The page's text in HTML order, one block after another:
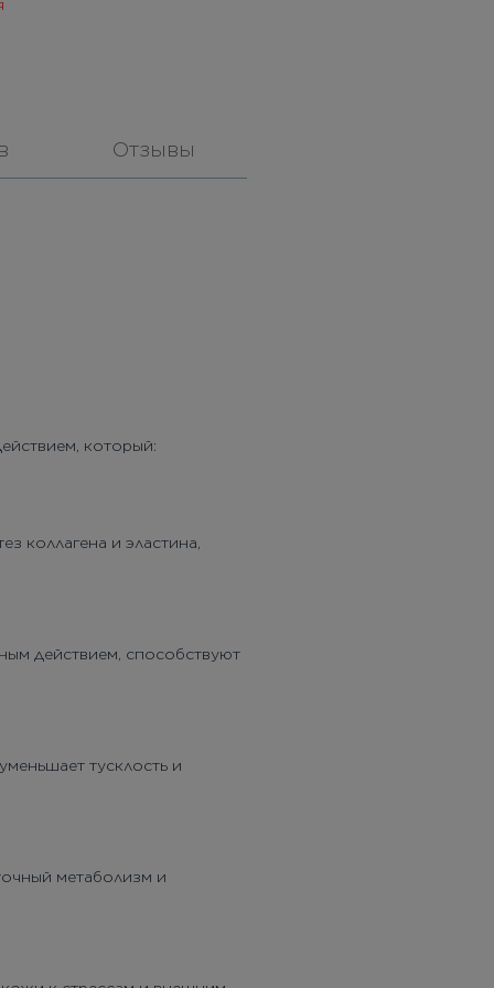
Отзывы
который:
коллагена и эластина,
действием, способствуют
тусклость и
метаболизм и